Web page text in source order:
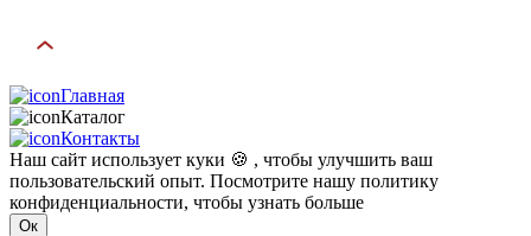
Главная
Каталог
Контакты
Наш сайт использует куки 🍪 , чтобы улучшить ваш
пользовательский опыт. Посмотрите нашу политику
конфиденциальности, чтобы узнать больше
Ок